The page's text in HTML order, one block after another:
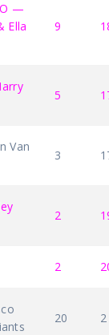
—
Ella
9
5
Van
3
2
2
20 2